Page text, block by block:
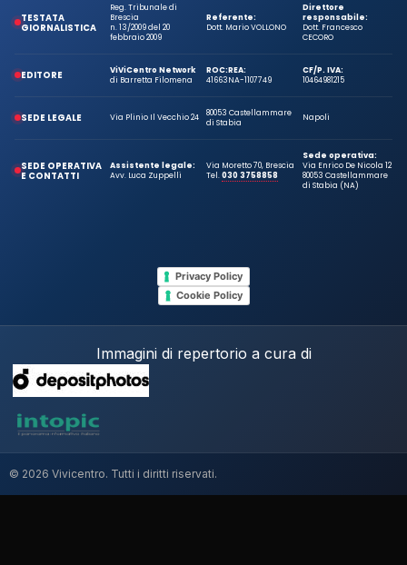
TESTATA
GIORNALISTICA
Reg. Tribunale di
Brescia
n. 13/2009 del 20
febbraio 2009
Referente:
Dott. Mario VOLLONO
Direttore
responsabile:
Dott. Francesco
CECORO
EDITORE
ViViCentro Network
di Barretta Filomena
ROC:
41663
REA:
NA-1107749
CF/P. IVA:
10464981215
SEDE LEGALE Via Plinio Il Vecchio 24
80053 Castellammare
di Stabia
Napoli
SEDE OPERATIVA
E CONTATTI
Assistente legale:
Avv. Luca Zuppelli
Via Moretto 70, Brescia
Tel.030 3758858
Sede operativa:
Via Enrico De Nicola 12
80053 Castellammare
di Stabia (NA)
Privacy Policy
Cookie Policy
Immagini di repertorio a cura di
© 2026 Vivicentro. Tutti i diritti riservati.